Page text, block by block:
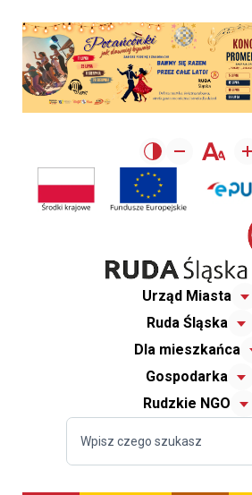
Urząd Miasta
Ruda Śląska
Dla mieszkańca
Gospodarka
Rudzkie NGO